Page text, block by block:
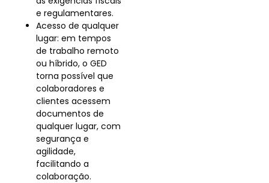
e regulamentares.
Acesso de qualquer
lugar: em tempos
de trabalho remoto
ou híbrido, o GED
torna possível que
colaboradores e
clientes acessem
documentos de
qualquer lugar, com
segurança e
agilidade,
facilitando a
colaboração.